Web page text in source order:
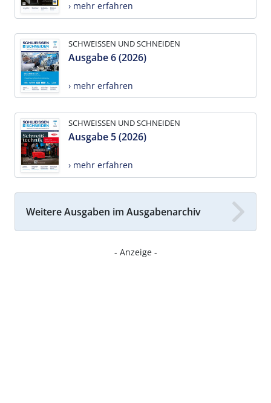
› mehr erfahren
SCHWEISSEN UND SCHNEIDEN
Ausgabe 6 (2026)
› mehr erfahren
SCHWEISSEN UND SCHNEIDEN
Ausgabe 5 (2026)
› mehr erfahren
Weitere Ausgaben im Ausgabenarchiv
- Anzeige -